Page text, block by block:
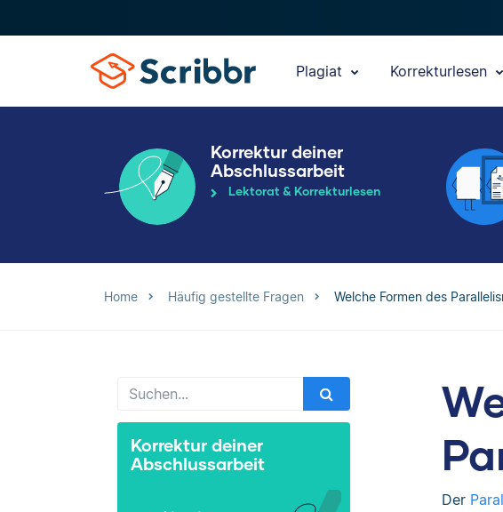
Plagiat Korrekturlesen
Korrektur deiner
Abschlussarbeit
Lektorat & Korrekturlesen
Home Häufig gestellte Fragen Welche Formen des
Korrektur deiner
Abschlussarbeit
Der